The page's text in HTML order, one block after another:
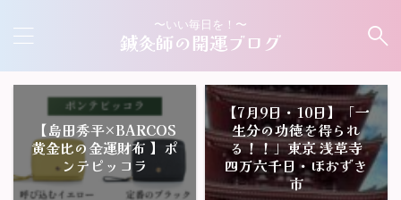
〜いい毎日を！〜
鍼灸師の開運ブログ
【島田秀平×BARCOS
黄金比の金運財布 】ポ
ンテピッコラ
【7月9日・10日】「一
生分の功徳を得られ
る！！」東京 浅草寺
四万六千日・ほおずき
市